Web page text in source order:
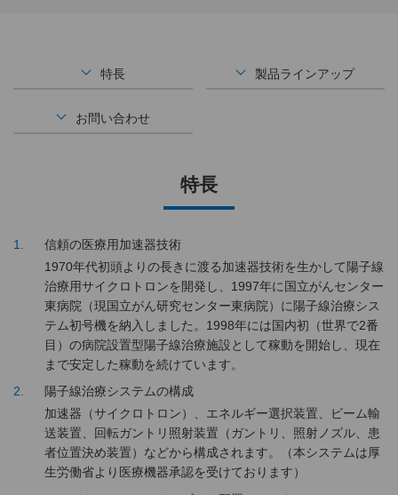
特長 製品ラインアップ
お問い合わせ
特長
1
信頼の医療用加速器技術
1970年代初頭よりの長きに渡る加速器技術を生かして陽子線
治療用サイクロトロンを開発し、1997年に国立がんセンター
東病院（現国立がん研究センター東病院）に陽子線治療シス
テム初号機を納入しました。1998年には国内初（世界で2番
目）の病院設置型陽子線治療施設として稼動を開始し、現在
まで安定した稼動を続けています。
2
陽子線治療システムの構成
加速器（サイクロトロン）、エネルギー選択装置、ビーム輸
送装置、回転ガントリ照射装置（ガントリ、照射ノズル、患
者位置決め装置）などから構成されます。（本システムは厚
生労働省より医療機器承認を受けております）